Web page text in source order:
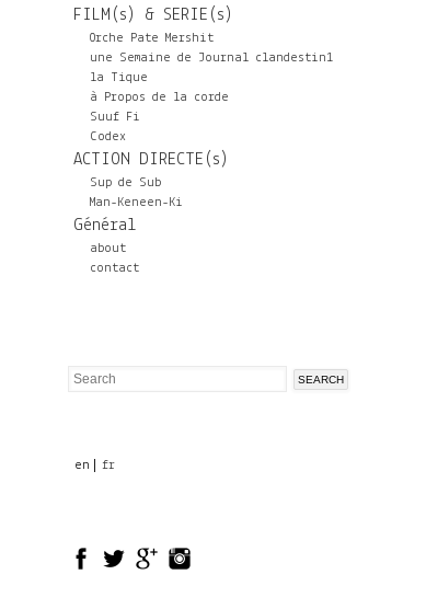
FILM(s) & SERIE(s)
Orche Pate Mershit
une Semaine de Journal clandestin1
la Tique
à Propos de la corde
Suuf Fi
Codex
ACTION DIRECTE(s)
Sup de Sub
Man-Keneen-Ki
Général
about
contact
Search
en fr